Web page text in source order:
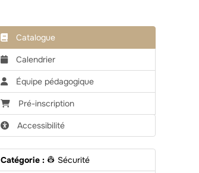
Catalogue
Calendrier
Équipe pédagogique
Pré-inscription
Accessibilité
Catégorie : 👷 Sécurité